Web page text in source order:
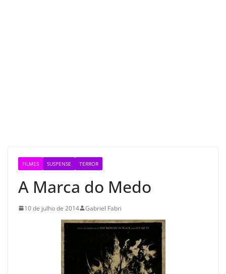
FILMES SUSPENSE TERROR
A Marca do Medo
10 de julho de 2014 Gabriel Fabri